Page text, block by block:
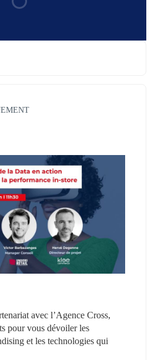
avec l’Agence Cross,
pour vous dévoiler les
et les technologies qui